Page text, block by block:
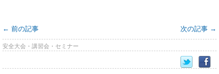
← 前の記事 次の記事 →
安全大会・講習会・セミナー